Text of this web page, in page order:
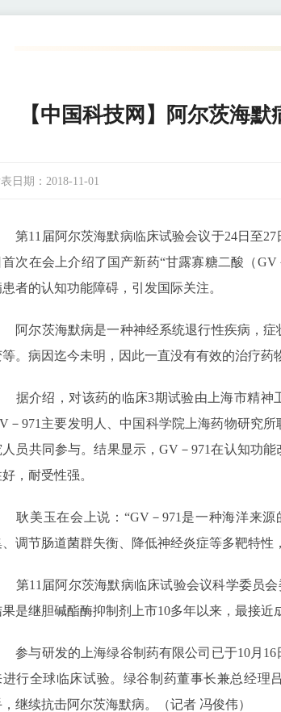
【中国科技网】阿尔茨海
日期： 2018-11-01
11届阿尔茨海默病临床试验会议于24日至27
首次在会上介绍了国产新药“甘露寡糖二酸（
者的认知功能障碍，引发国际关注。
尔茨海默病是一种神经系统退行性疾病，症
。病因迄今未明，因此一直没有有效的治疗药
介绍，对该药的临床3期试验由上海市精神
－971主要发明人、中国科学院上海药物研究
人员共同参与。结果显示，GV－971在认知功
，耐受性强。
美玉在会上说：“GV－971是一种海洋来源
、调节肠道菌群失衡、降低神经炎症等多靶特性
11届阿尔茨海默病临床试验会议科学委员会
果是继胆碱酯酶抑制剂上市10多年以来，最接近
与研发的上海绿谷制药有限公司已于10月16
进行全球临床试验。绿谷制药董事长兼总经理
继续抗击阿尔茨海默病。（记者 冯俊伟）